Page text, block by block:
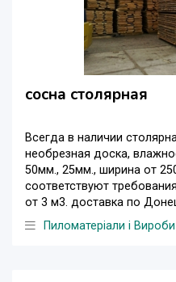
сосна столярная
Всегда в наличии
необрезная доска,
50мм., 25мм., ширина от
соответствуют
от 3 м3. доставка по
Пиломатеріали і Вироби